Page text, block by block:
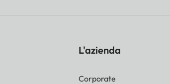
L'azienda
Corporate